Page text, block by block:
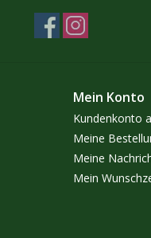
Mein Konto
Kundenkonto
Meine
Meine
Mein